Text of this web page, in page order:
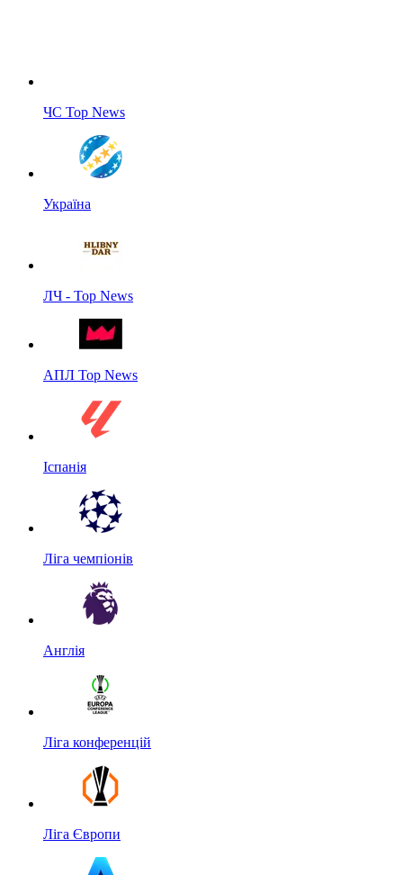
ЧС Top News
Україна
ЛЧ - Top News
АПЛ Top News
Іспанія
Ліга чемпіонів
Англія
Ліга конференцій
Ліга Європи